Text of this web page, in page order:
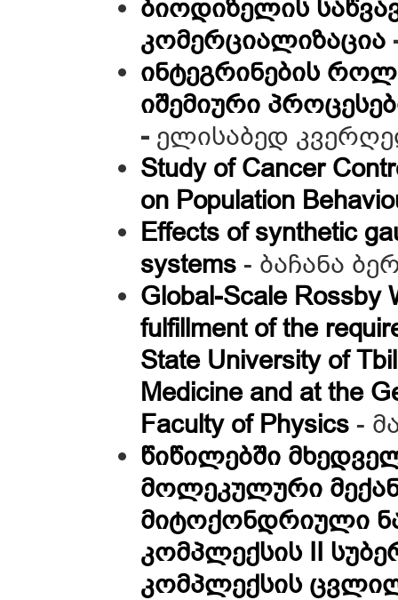
ბიოდიზელის
კომერციალიზაცია
ინტეგრინების
იშემიური
- ელისაბედ
Study of Cancer
on Population
Effects of synthetic
systems - ბაჩანა
Global-Scale Rossby
fulfillment of the
State University of
Medicine and at the
Faculty of Physics -
წიწილებში
მოლეკულური
მიტოქონდრიული
კომპლექსის II
კომპლექსის